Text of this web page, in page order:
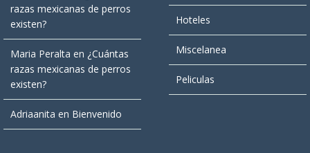
razas mexicanas de perros
existen?
Maria Peralta en ¿Cuántas
razas mexicanas de perros
existen?
Adriaanita en Bienvenido
Hoteles
Miscelanea
Peliculas